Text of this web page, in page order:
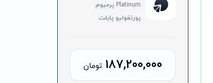
Platinum پرمیوم
پورتفولیو‌ پایلت
187,200,000 تومان